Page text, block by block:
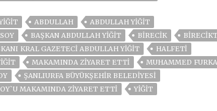
ABDULLAH
ABDULLAH YIĞIT
BAŞKAN ABDULLAH YIĞIT BİRECİK
KRAL GAZETECI ABDULLAH YIĞIT
HALFETİ
MAKAMINDA ZIYARET ETTI
MUHAMMED
ŞANLIURFA BÜYÜKŞEHIR BELEDIYESI
MAKAMINDA ZİYARET ETTİ YIĞIT